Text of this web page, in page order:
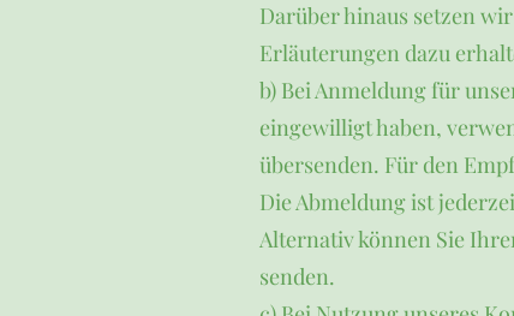
Darüber hinaus setzen
Erläuterungen dazu
b) Bei Anmeldung für
eingewilligt haben,
übersenden. Für den
Die Abmeldung ist
Alternativ können Sie
senden.